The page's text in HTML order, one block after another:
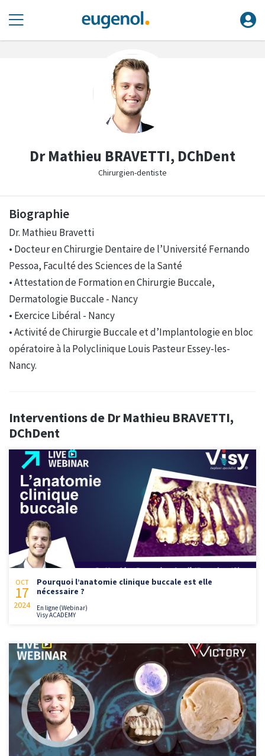
Dr Mathieu BRAVETTI, DChDent
Chirurgien-dentiste
Biographie
Dr. Mathieu Bravetti
• Docteur en Chirurgie Dentaire de l’Université Fernando
Pessoa, Faculté des Sciences de la Santé
• Attestation de Formation en Chirurgie Buccale,
Dermatologie Buccale - Nancy
• Exercice Libéral - Nancy
• Activité de Chirurgie Buccale et d’Implantologie en bloc
opératoire à la Polyclinique Louis Pasteur Essey-les-
Nancy.
Interventions de Dr Mathieu BRAVETTI,
DChDent
OCT
17
2024
Pourquoi l’anatomie clinique buccale est elle
nécessaire ?
En ligne (Webinar)
Visy ACADEMY